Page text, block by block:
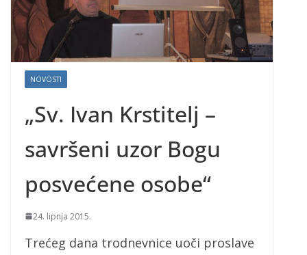
NOVOSTI
„Sv. Ivan Krstitelj –
savršeni uzor Bogu
posvećene osobe“
24. lipnja 2015.
Trećeg dana trodnevnice uoči proslave